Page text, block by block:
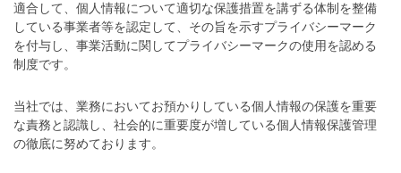
適合して、個人情報について適切な保護措置を講ずる体制を整備
している事業者等を認定して、その旨を示すプライバシーマーク
を付与し、事業活動に関してプライバシーマークの使用を認める
制度です。
当社では、業務においてお預かりしている個人情報の保護を重要
な責務と認識し、社会的に重要度が増している個人情報保護管理
の徹底に努めております。